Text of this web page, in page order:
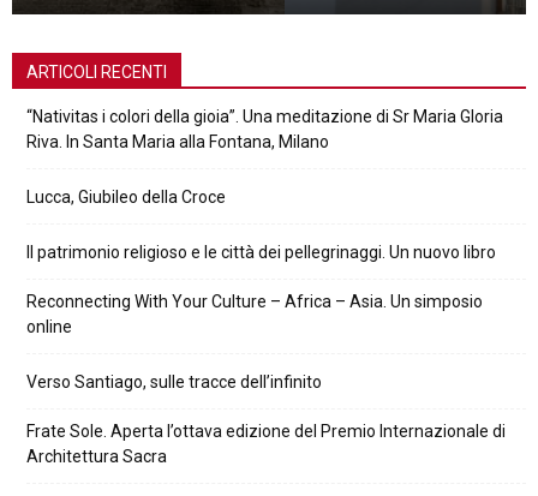
ARTICOLI RECENTI
“Nativitas i colori della gioia”. Una meditazione di Sr Maria Gloria
Riva. In Santa Maria alla Fontana, Milano
Lucca, Giubileo della Croce
Il patrimonio religioso e le città dei pellegrinaggi. Un nuovo libro
Reconnecting With Your Culture – Africa – Asia. Un simposio
online
Verso Santiago, sulle tracce dell’infinito
Frate Sole. Aperta l’ottava edizione del Premio Internazionale di
Architettura Sacra